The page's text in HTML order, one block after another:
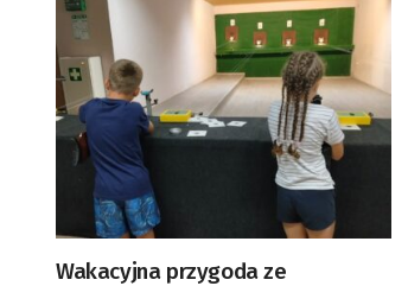
Wakacyjna przygoda ze